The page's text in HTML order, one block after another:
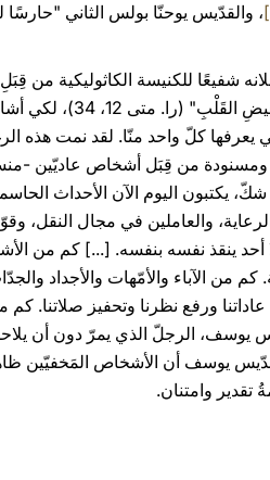
، والقدّيس يوحنّا بولس الثاني "حارسًا
أودّ -كما يقول يسوع-
يعرفها كلّ واحد منّا. لقد نمت هذه
ومسنودة من قِبَل أشخاص عاديّين -
اليوم الآن الأحداث
والعاملين في مجال النقل،
لا أحد ينقذ نفسه بنفسه. [...] كم
من الآباء والأمّهات والأجداد
ورفع نظرنا وتحفيز
يوسف، الرجلّ الذي يمرّ دون أن
يوسف أن الأشخاص المَخفيّين
تقدير وامتنان.